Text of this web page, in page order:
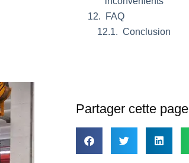
FAQ
Conclusion
Partager cette page